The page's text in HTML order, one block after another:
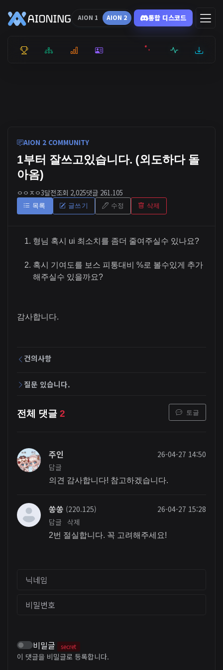
AION 1 AION 2 통합 디스코드
통합 순위리더보드통계 캐릭터 서버현황최근기록잉미
AION 2 COMMUNITY
1부터 잘쓰고있습니다. (외도하다 돌
아옴)
ㅇㅇㅈㅇ3달전조회 2,025댓글 261.105
목록 글쓰기 수정 삭제
형님 혹시 ui 최소치를 좀더 줄여주실수 있나요?
혹시 기여도를 보스 피통대비 %로 볼수있게 추가
해주실수 있을까요?
감사합니다.
건의사항
질문 있습니다.
전체 댓글 2 토글
주인
26-04-27 14:50
답글
의견 감사합니다! 참고하겠습니다.
쏭쏭 (220.125)
26-04-27 15:28
답글 삭제
2번 절실합니다. 꼭 고려해주세요!
닉네임
비밀번호
비밀글 secret
이 댓글을 비밀글로 등록합니다.